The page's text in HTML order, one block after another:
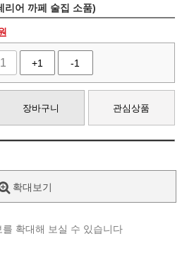
리어 까페 술집 소품)
+1 -1
장바구니 관심상품
확대보기
를 확대해 보실 수 있습니다